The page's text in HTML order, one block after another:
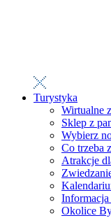
Turystyka
Wirtualne
Sklep z
Wybierz
Co trzeba
Atrakcje
Informacja
Okolice